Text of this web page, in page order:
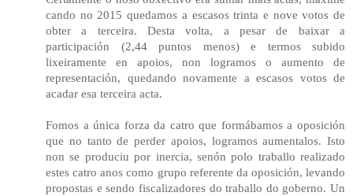
cando no 2015 quedamos a escasos trinta e nove votos de
obter a terceira. Desta volta, a pesar de baixar a
participación (2,44 puntos menos) e termos subido
lixeiramente en apoios, non logramos o aumento de
representación, quedando novamente a escasos votos de
acadar esa terceira acta.
Fomos a única forza da catro que formábamos a oposición
que no tanto de perder apoios, logramos aumentalos. Isto
non se produciu por inercia, senón polo traballo realizado
estes catro anos como grupo referente da oposición, levando
propostas e sendo fiscalizadores do traballo do goberno. Un